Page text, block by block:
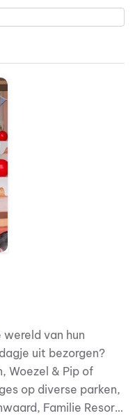
wereld van hun
uit bezorgen?
Woezel & Pip of
op diverse parken,
Familie Resort